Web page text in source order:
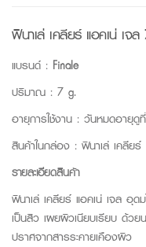
ฟินาเล่ เคลียร์ แอคเน่ เจ
แบรนด์ : Finale
ปริมาณ : 7 g.
อายุการใช้งาน : วันหมดอายุ
สินค้าในกล่อง : ฟินาเล่ เคลีย
รายละเอียดสินค้า
ฟินาเล่ เคลียร์ แอคเน่ เจล อุ
เป็นสิว เผยผิวเนียบเรียบ ด้ว
ปราศจากสารระคายเคืองผิว